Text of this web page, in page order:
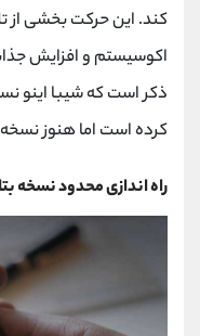
کند. این حرکت بخشی از
اکوسیستم و افزایش
ذکر است که شیبا اینو
کرده است اما هنوز
راه اندازی محدود نسخه